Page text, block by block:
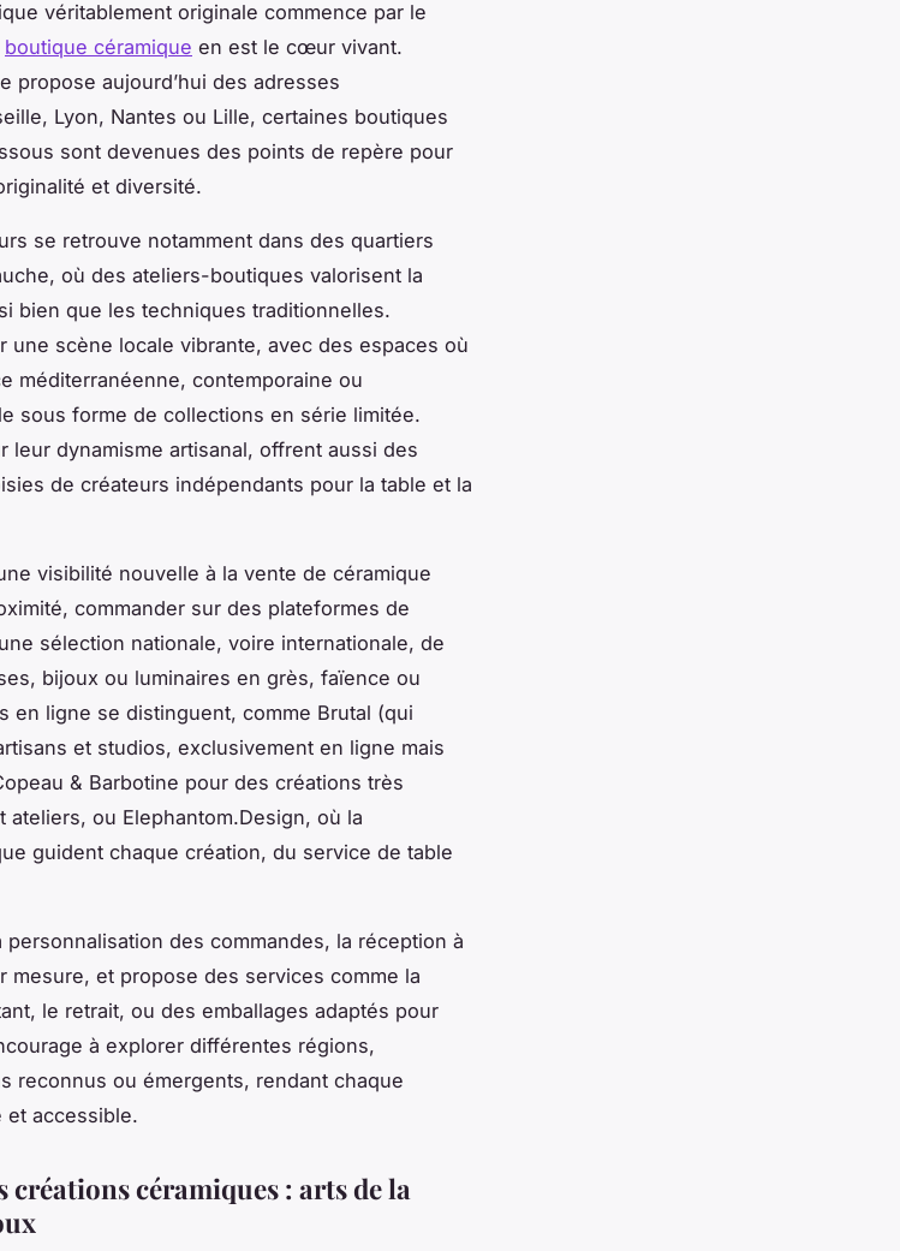
véritablement originale commence par le
boutique céramique en est le cœur vivant.
propose aujourd’hui des adresses
Lyon, Nantes ou Lille, certaines boutiques
sont devenues des points de repère pour
et diversité.
se retrouve notamment dans des quartiers
où des ateliers-boutiques valorisent la
bien que les techniques traditionnelles.
une scène locale vibrante, avec des espaces où
méditerranéenne, contemporaine ou
sous forme de collections en série limitée.
leur dynamisme artisanal, offrent aussi des
de créateurs indépendants pour la table et la
visibilité nouvelle à la vente de céramique
commander sur des plateformes de
sélection nationale, voire internationale, de
bijoux ou luminaires en grès, faïence ou
en ligne se distinguent, comme Brutal (qui
et studios, exclusivement en ligne mais
& Barbotine pour des créations très
ateliers, ou Elephantom.Design, où la
guident chaque création, du service de table
personnalisation des commandes, la réception à
mesure, et propose des services comme la
le retrait, ou des emballages adaptés pour
à explorer différentes régions,
reconnus ou émergents, rendant chaque
et accessible.
céramiques : arts de la